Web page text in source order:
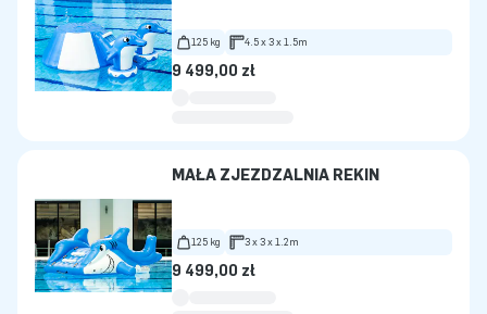
125 kg 4.5 x 3 x 1.5m
9 499,00 zł
MAŁA ZJEŻDŻALNIA REKIN
125 kg 3 x 3 x 1.2m
9 499,00 zł